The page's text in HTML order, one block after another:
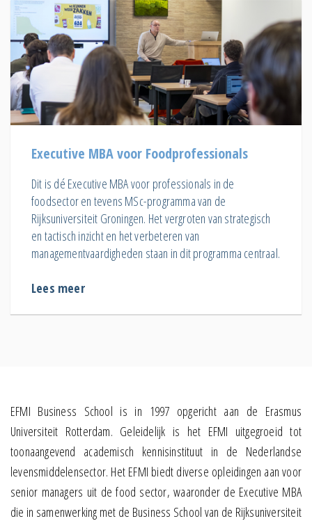
Executive MBA voor Foodprofessionals
Dit is dé Executive MBA voor professionals in de
foodsector en tevens MSc-programma van de
Rijksuniversiteit Groningen. Het vergroten van strategisch
en tactisch inzicht en het verbeteren van
managementvaardigheden staan in dit programma centraal.
Lees meer
EFMI Business School is in 1997 opgericht aan de Erasmus
Universiteit Rotterdam. Geleidelijk is het EFMI uitgegroeid tot
toonaangevend academisch kennisinstituut in de Nederlandse
levensmiddelensector. Het EFMI biedt diverse opleidingen aan voor
senior managers uit de food sector, waaronder de Executive MBA
die in samenwerking met de Business School van de Rijksuniversiteit